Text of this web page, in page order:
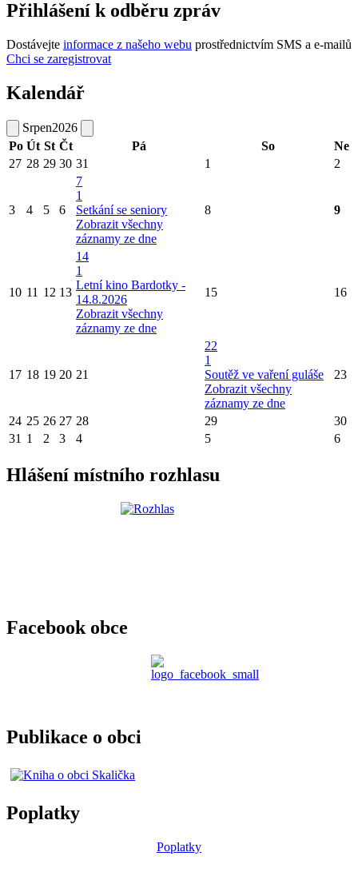
Přihlášení k odběru zpráv
Dostávejte informace z našeho webu prostřednictvím SMS a e-mailů
Chci se zaregistrovat
Kalendář
Srpen2026
Po Út St Čt Pá So
Ne
27 28 29 30 31 1 2
3 4 5 6
7
1
Setkání se seniory
Zobrazit všechny
záznamy ze dne
8 9
10 11 12 13
14
1
Letní kino Bardotky -
14.8.2026
Zobrazit všechny
záznamy ze dne
15 16
17 18 19 20 21
22
1
Soutěž ve vaření guláše
Zobrazit všechny
záznamy ze dne
23
24 25 26 27 28 29
30
31 1 2 3 4 5 6
Hlášení místního rozhlasu
Facebook obce
Publikace o obci
Poplatky
Poplatky